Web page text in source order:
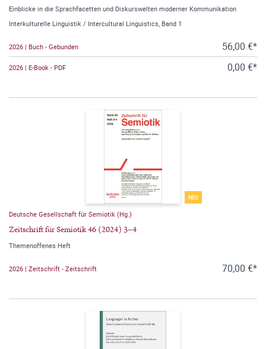
Einblicke in die Sprachfacetten und Diskurswelten moderner Kommunikation
Interkulturelle Linguistik / Intercultural Linguistics, Band 1
2026 | Buch - Gebunden 56,00 €*
2026 | E-Book - PDF 0,00 €*
NEU
Deutsche Gesellschaft für Semiotik (Hg.)
Zeitschrift für Semiotik 46 (2024) 3–4
Themenoffenes Heft
2026 | Zeitschrift - Zeitschrift 70,00 €*